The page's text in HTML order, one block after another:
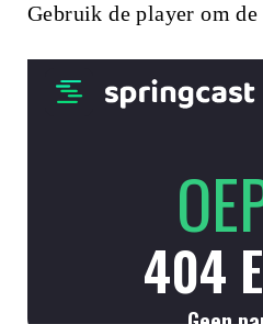
Gebruik de player om de